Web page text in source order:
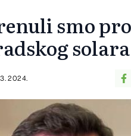
smo
solara
2024.